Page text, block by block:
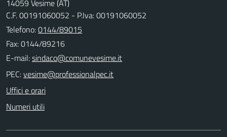
14059 Vesime (AT)
C.F. 00191060052 - P.Iva: 00191060052
Telefono:0144/89015
Fax: 0144/89216
E-mail:
PEC:
Uffici e orari
Numeri utili